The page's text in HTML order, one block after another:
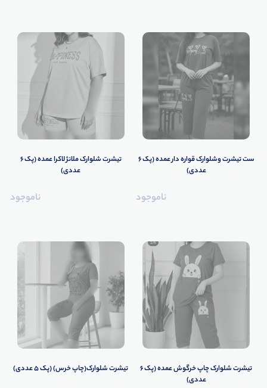
ست تیشرت وشلوارک قواره دار عمده (پک 6
عددی)
ناموجود
تیشرت شلوارک ملانژ لاکرا عمده (پک 6
عددی)
ناموجود
تیشرت شلوارک چاپ خرگوش عمده (پک 6
عددی)
تیشرت شلوارک(چاپ خرس) (پک 5 عددی)